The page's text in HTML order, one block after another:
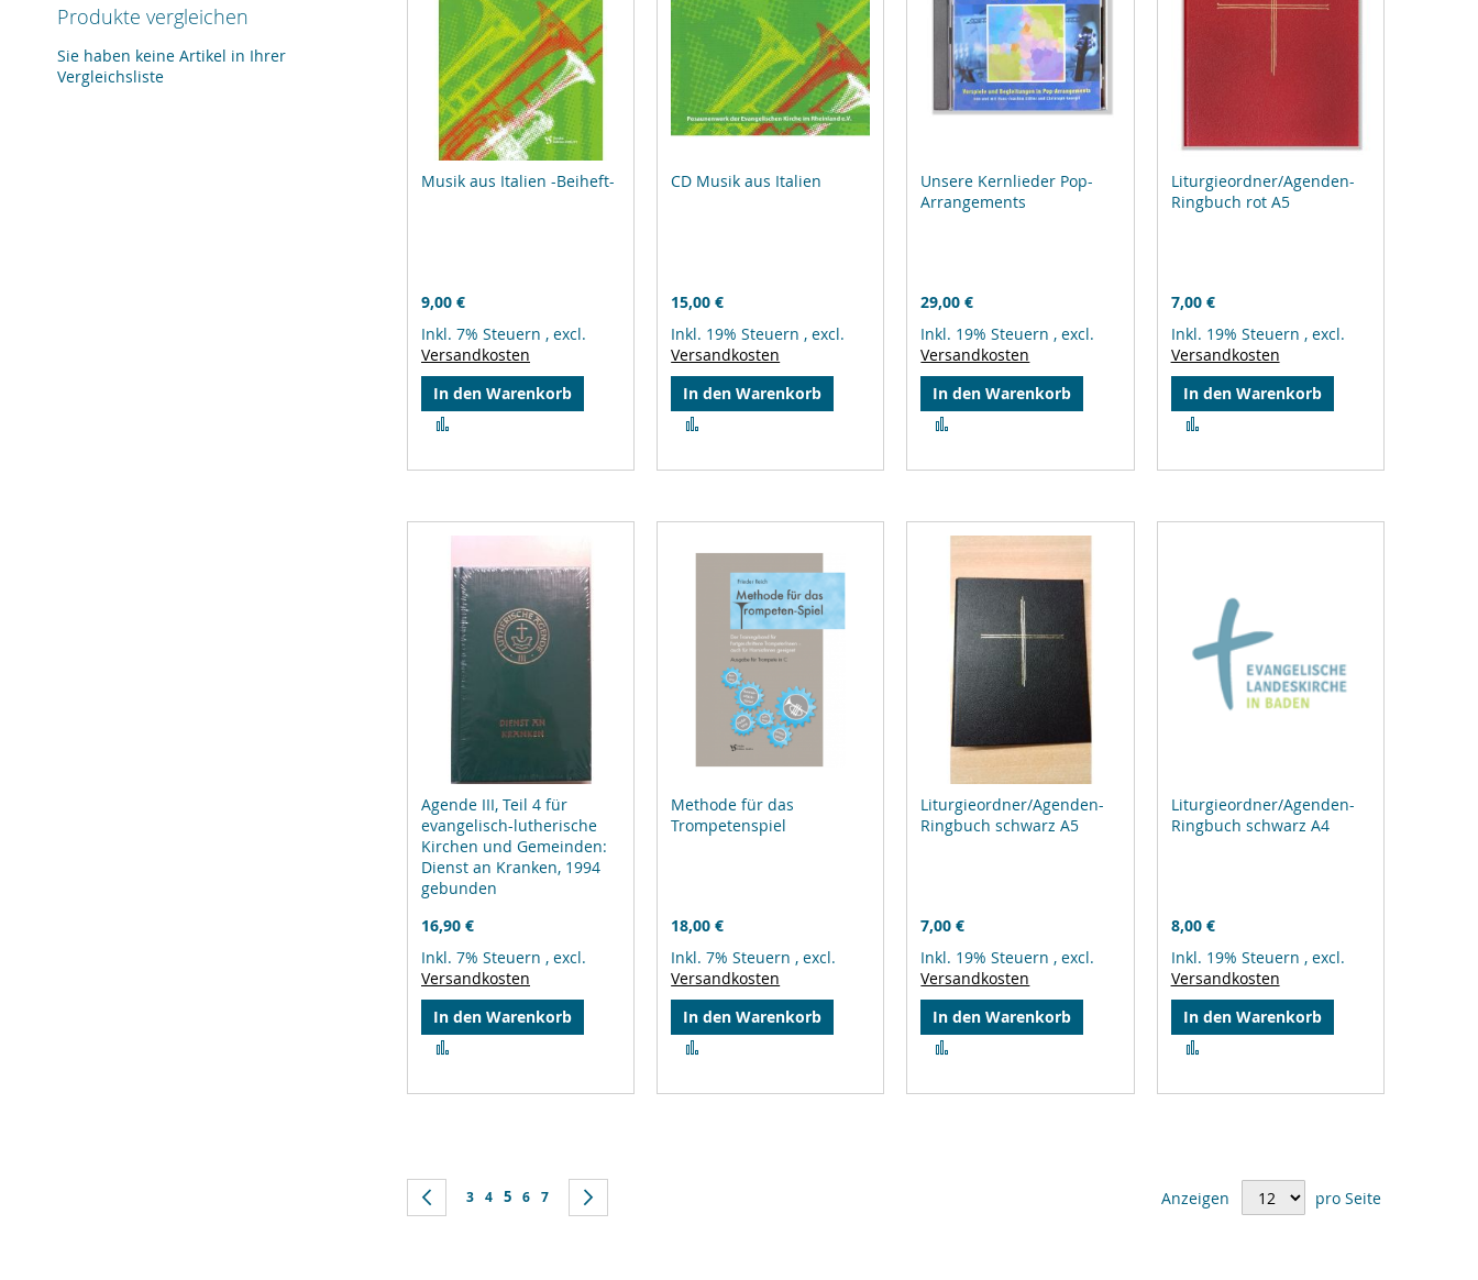
Musik aus Italien -Beiheft-
9,00 €
Inkl. 7% Steuern , excl.
Versandkosten
In den Warenkorb
CD Musik aus Italien
15,00 €
Inkl. 19% Steuern ,excl.
Versandkosten
In den Warenkorb
Unsere Kernlieder Pop-
Arrangements
29,00 €
Inkl. 19% Steuern ,excl.
Versandkosten
In den Warenkorb
Liturgieordner/Agenden-
Ringbuch rot A5
7,00 €
Inkl. 19% Steuern , excl.
Versandkosten
In den Warenkorb
Agende III, Teil 4 für
evangelisch-lutherische
Kirchen und Gemeinden:
Dienst an Kranken, 1994
gebunden
16,90 €
Inkl. 7% Steuern , excl.
Versandkosten
In den Warenkorb
Methode für das
Trompetenspiel
18,00 €
Inkl. 7% Steuern ,excl.
Versandkosten
In den Warenkorb
Liturgieordner/Agenden-
Ringbuch schwarz A5
7,00 €
Inkl. 19% Steuern ,excl.
Versandkosten
In den Warenkorb
Liturgieordner/Agenden-
Ringbuch schwarz A4
8,00 €
Inkl. 19% Steuern , excl.
Versandkosten
In den Warenkorb
Seite
Seite
Zurück
Seite
3 Seite
4 Sie lesen gerade Seite
5 Seite
6 Seite
7 Anzeigen pro Seite
Produkte vergleichen
Sie haben keine Artikel in Ihrer
Vergleichsliste